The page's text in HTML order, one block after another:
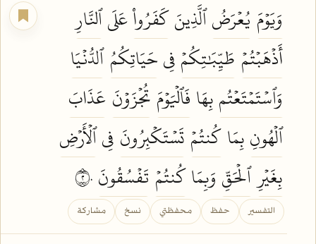
وَيَوۡمَ يُعۡرَضُٱلَّذِينَكَفَرُواْعَلَىٱلنَّارِ
أَذۡهَبۡتُمۡ طَيِّبَٰتِكُمۡفِيحَيَاتِكُمُ ٱلدُّنۡيَا
وَٱسۡتَمۡتَعۡتُمبِهَا فَٱلۡيَوۡمَ تُجۡزَوۡنَ عَذَابَ
ٱلۡهُونِبِمَاكُنتُمۡ تَسۡتَكۡبِرُونَ فِيٱلۡأَرۡضِ
بِغَيۡرِٱلۡحَقِّ وَبِمَاكُنتُمۡ تَفۡسُقُونَ
التفسير حفظ محفظتي نسخ مشاركة